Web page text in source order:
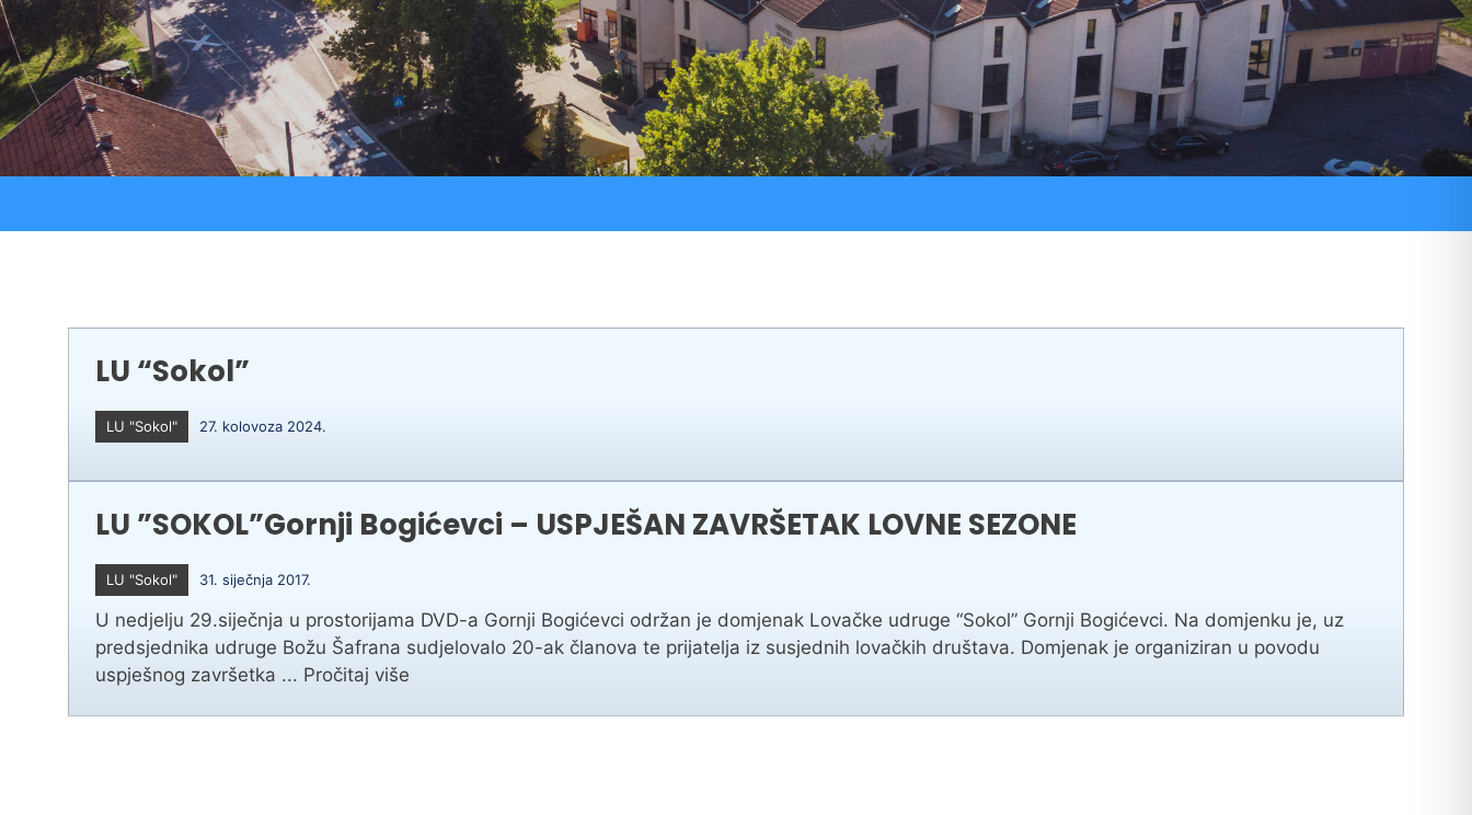
Procedure
Registar ugovora
Službeni glasnik
Javni pozivi
Strateški dokumenti
Ostali projekti
LU “Sokol”
ŠK “Bedem”
Udruga Umirovljenika
Udruga žena “Lan”
LU “Sokol”
LU "Sokol" 27. kolovoza 2024.
LU ”SOKOL”Gornji Bogićevci – USPJEŠAN ZAVRŠETAK LOVNE SEZONE
LU "Sokol" 31. siječnja 2017.
U nedjelju 29.siječnja u prostorijama DVD-a Gornji Bogićevci održan je domjenak Lovačke udruge “Sokol” Gornji Bogićevci. Na domjenku je, uz
predsjednika udruge Božu Šafrana sudjelovalo 20-ak članova te prijatelja iz susjednih lovačkih društava. Domjenak je organiziran u povodu
uspješnog završetka ... Pročitaj više